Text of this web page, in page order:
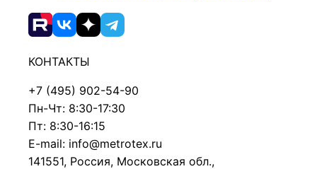
КОНТАКТЫ
+7 (495) 902-54-90
Пн-Чт: 8:30-17:30
Пт: 8:30-16:15
E-mail: info@metrotex.ru
141551, Россия, Московская обл.,